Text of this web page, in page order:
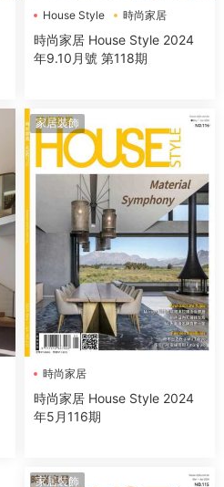
House Style 時尚家居
時尚家居 House Style 2024
年9.10月號 第118期
家居裝飾
時尚家居
時尚家居 House Style 2024
年5月116期
家居裝飾